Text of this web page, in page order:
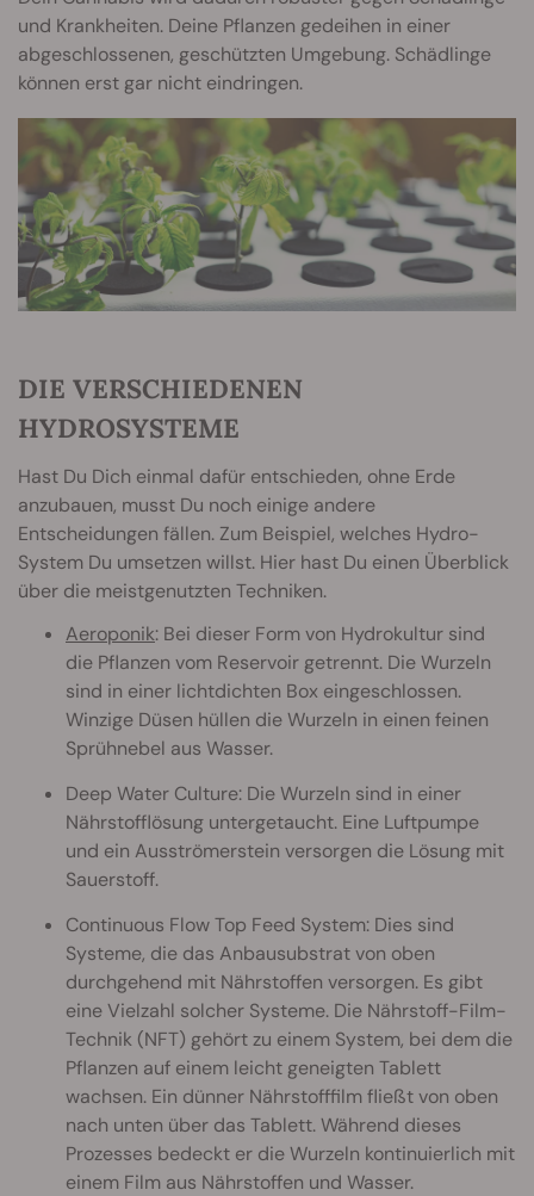
und Krankheiten. Deine Pflanzen gedeihen in einer
abgeschlossenen, geschützten Umgebung. Schädlinge
können erst gar nicht eindringen.
DIE VERSCHIEDENEN
HYDROSYSTEME
Hast Du Dich einmal dafür entschieden, ohne Erde
anzubauen, musst Du noch einige andere
Entscheidungen fällen. Zum Beispiel, welches Hydro-
System Du umsetzen willst. Hier hast Du einen Überblick
über die meistgenutzten Techniken.
Aeroponik: Bei dieser Form von Hydrokultur sind
die Pflanzen vom Reservoir getrennt. Die Wurzeln
sind in einer lichtdichten Box eingeschlossen.
Winzige Düsen hüllen die Wurzeln in einen feinen
Sprühnebel aus Wasser.
Deep Water Culture: Die Wurzeln sind in einer
Nährstofflösung untergetaucht. Eine Luftpumpe
und ein Ausströmerstein versorgen die Lösung mit
Sauerstoff.
Continuous Flow Top Feed System: Dies sind
Systeme, die das Anbausubstrat von oben
durchgehend mit Nährstoffen versorgen. Es gibt
eine Vielzahl solcher Systeme. Die Nährstoff-Film-
Technik (NFT) gehört zu einem System, bei dem die
Pflanzen auf einem leicht geneigten Tablett
wachsen. Ein dünner Nährstofffilm fließt von oben
nach unten über das Tablett. Während dieses
Prozesses bedeckt er die Wurzeln kontinuierlich mit
einem Film aus Nährstoffen und Wasser.